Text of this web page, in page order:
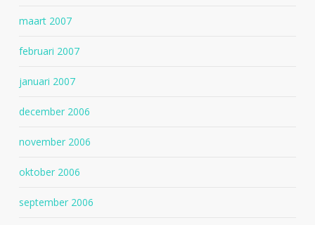
maart 2007
februari 2007
januari 2007
december 2006
november 2006
oktober 2006
september 2006